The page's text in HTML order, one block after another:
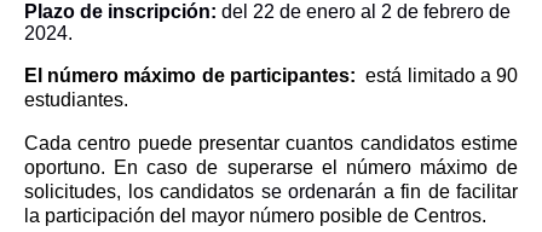
Plazo de inscripción: del 22 de enero al 2 de febrero de
2024.
El número máximo de participantes: está limitado a 90
estudiantes.
Cada centro puede presentar cuantos candidatos estime
oportuno. En caso de superarse el número máximo de
solicitudes, los candidatos se ordenarán a fin de facilitar
la participación del mayor número posible de Centros.